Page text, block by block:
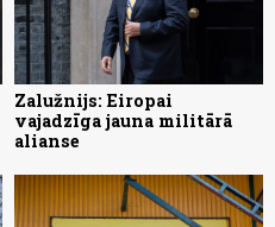
Zalužnijs: Eiropai
vajadzīga jauna militārā
alianse